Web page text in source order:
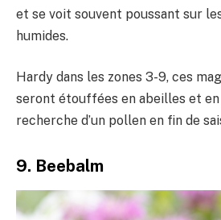
et se voit souvent poussant sur
humides.
Hardy dans les zones 3-9, ces
seront étouffées en abeilles et
recherche d’un pollen en fin de
9. Beebalm